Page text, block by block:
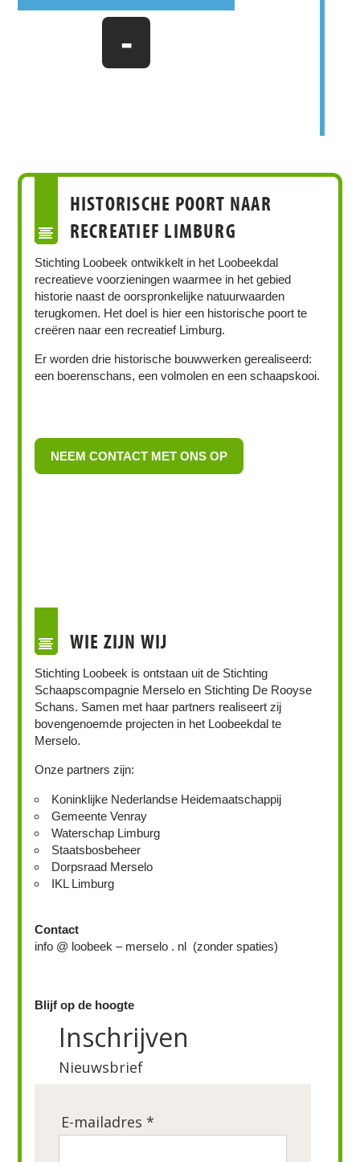
-
HISTORISCHE POORT NAAR
RECREATIEF LIMBURG
Stichting Loobeek ontwikkelt in het Loobeekdal
recreatieve voorzieningen waarmee in het gebied
historie naast de oorspronkelijke natuurwaarden
terugkomen. Het doel is hier een historische poort te
creëren naar een recreatief Limburg.
Er worden drie historische bouwwerken gerealiseerd:
een boerenschans, een volmolen en een schaapskooi.
NEEM CONTACT MET ONS OP
WIE ZIJN WIJ
Stichting Loobeek is ontstaan uit de Stichting
Schaapscompagnie Merselo en Stichting De Rooyse
Schans. Samen met haar partners realiseert zij
bovengenoemde projecten in het Loobeekdal te
Merselo.
Onze partners zijn:
Koninklijke Nederlandse Heidemaatschappij
Gemeente Venray
Waterschap Limburg
Staatsbosbeheer
Dorpsraad Merselo
IKL Limburg
Contact
info @ loobeek – merselo . nl (zonder spaties)
Blijf op de hoogte
Inschrijven
Nieuwsbrief
E-mailadres *